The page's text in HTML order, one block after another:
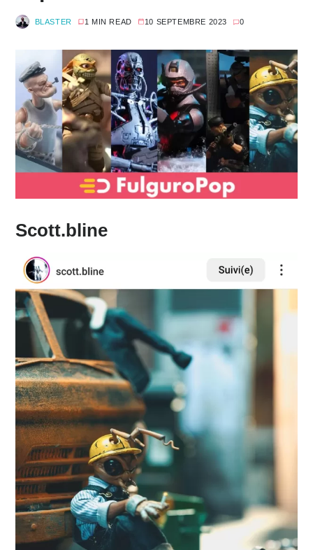
BLASTER 1 MIN READ 10 SEPTEMBRE 2023 0
Scott.bline